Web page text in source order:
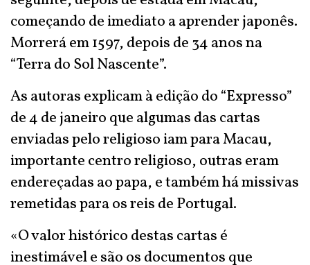
começando de imediato a aprender japonês.
Morrerá em 1597, depois de 34 anos na
“Terra do Sol Nascente”.
As autoras explicam à edição do “Expresso”
de 4 de janeiro que algumas das cartas
enviadas pelo religioso iam para Macau,
importante centro religioso, outras eram
endereçadas ao papa, e também há missivas
remetidas para os reis de Portugal.
«O valor histórico destas cartas é
inestimável e são os documentos que